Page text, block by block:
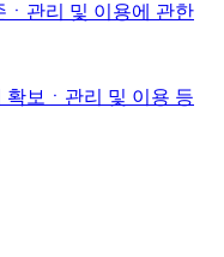
ㆍ관리 및 이용에 관한
보ㆍ관리 및 이용 등